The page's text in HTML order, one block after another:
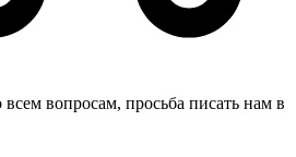
вопросам, просьба писать нам в